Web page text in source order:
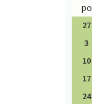
po
27
3
10
17
24